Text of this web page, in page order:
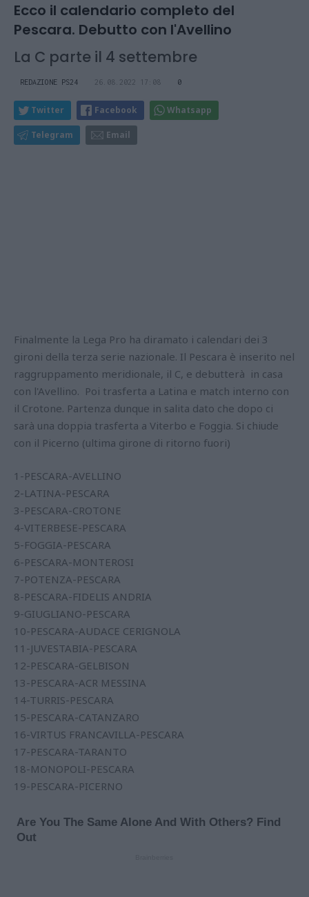
Ecco il calendario completo del
Pescara. Debutto con l'Avellino
La C parte il 4 settembre
REDAZIONE PS24 26.08.2022 17:08 0
Twitter Facebook Whatsapp
Telegram Email
Finalmente la Lega Pro ha diramato i calendari dei 3
gironi della terza serie nazionale. Il Pescara è inserito nel
raggruppamento meridionale, il C, e debutterà in casa
con l'Avellino. Poi trasferta a Latina e match interno con
il Crotone. Partenza dunque in salita dato che dopo ci
sarà una doppia trasferta a Viterbo e Foggia. Si chiude
con il Picerno (ultima girone di ritorno fuori)
1-PESCARA-AVELLINO
2-LATINA-PESCARA
3-PESCARA-CROTONE
4-VITERBESE-PESCARA
5-FOGGIA-PESCARA
6-PESCARA-MONTEROSI
7-POTENZA-PESCARA
8-PESCARA-FIDELIS ANDRIA
9-GIUGLIANO-PESCARA
10-PESCARA-AUDACE CERIGNOLA
11-JUVESTABIA-PESCARA
12-PESCARA-GELBISON
13-PESCARA-ACR MESSINA
14-TURRIS-PESCARA
15-PESCARA-CATANZARO
16-VIRTUS FRANCAVILLA-PESCARA
17-PESCARA-TARANTO
18-MONOPOLI-PESCARA
19-PESCARA-PICERNO